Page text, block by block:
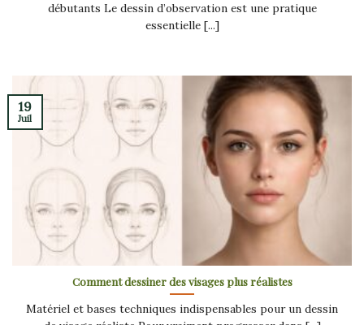
débutants Le dessin d’observation est une pratique
essentielle [...]
Comment dessiner des visages plus réalistes
Matériel et bases techniques indispensables pour un dessin
19
Juil